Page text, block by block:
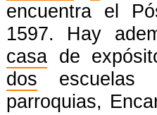
encuentra el
1597. Hay
casa de
dos escuelas
parroquias,